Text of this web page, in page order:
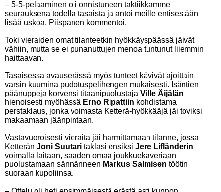
– 5-5-pelaaminen oli onnistuneen taktiikkamme
seurauksena todella tasaista ja antoi meille entisestään
lisää uskoa, Piispanen kommentoi.
Toki vieraiden omat tilanteetkin hyökkäyspäässä jäivät
vähiin, mutta se ei punanuttujen menoa tuntunut liiemmin
haittaavan.
Tasaisessa avauserässä myös tunteet kävivät ajoittain
varsin kuumina pudotuspelihengen mukaisesti. Isäntien
päänuppeja korvensi titaanipuolustaja Ville Äijälän
hienoisesti myöhässä Erno Ripattiin kohdistama
perstaklaus, jonka voimasta Ketterä-hyökkääjä jäi toviksi
makaamaan jäänpintaan.
Vastavuoroisesti vieraita jäi harmittamaan tilanne, jossa
Ketterän Joni Suutari taklasi ensiksi Jere Lifländerin
voimalla laitaan, saaden omaa joukkuekaveriaan
puolustamaan sännänneen Markus Salmisen töötin
suoraan kupoliinsa.